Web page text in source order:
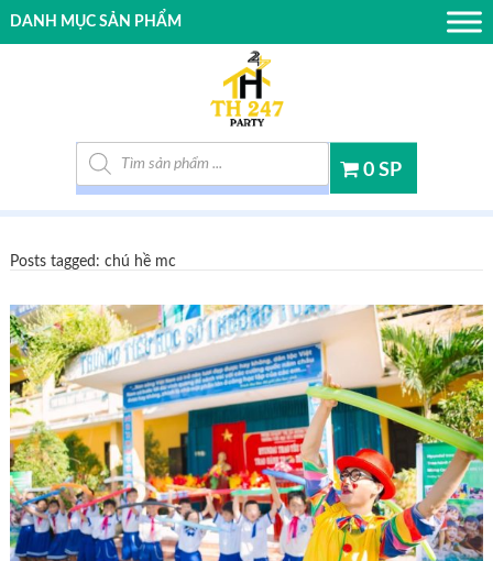
Tìm kiếm sản phẩm
0 SP
DANH MỤC SẢN PHẨM
Posts tagged: chú hề mc